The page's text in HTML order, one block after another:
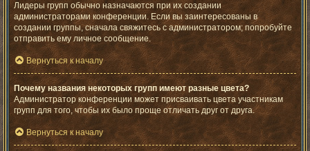
Лидеры групп обычно назначаются при их создании
администраторами конференции. Если вы заинтересованы в
создании группы, сначала свяжитесь с администратором; попробуйте
отправить ему личное сообщение.
Вернуться к началу
Почему названия некоторых групп имеют разные цвета?
Администратор конференции может присваивать цвета участникам
групп для того, чтобы их было проще отличать друг от друга.
Вернуться к началу